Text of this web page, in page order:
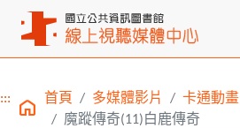
主要內容區塊
::: 首頁 多媒體影片 卡通動畫
魔蹤傳奇(11)白鹿傳奇